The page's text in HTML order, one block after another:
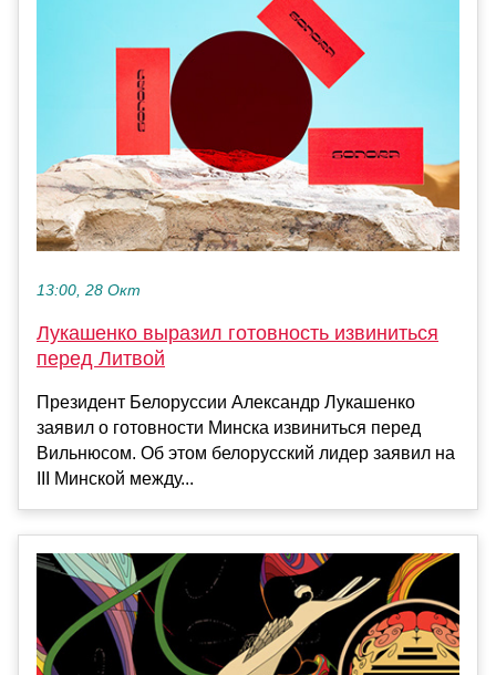
13:00, 28 Окт
Лукашенко выразил готовность извиниться
перед Литвой
Президент Белоруссии Александр Лукашенко
заявил о готовности Минска извиниться перед
Вильнюсом. Об этом белорусский лидер заявил на
III Минской между...